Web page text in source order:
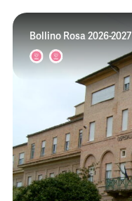
FAQ
CHI SIAMO
Bollino Rosa 2026-2027